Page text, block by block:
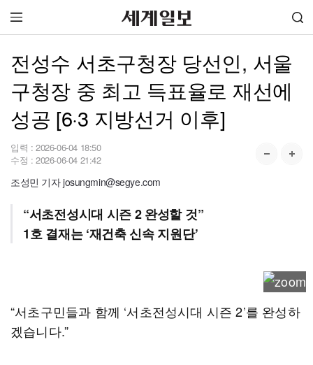
전성수 서초구청장 당선인, 서울
구청장 중 최고 득표율로 재선에
성공 [6·3 지방선거 이후]
입력 : 2026-06-04 18:50
수정 : 2026-06-04 21:42
조성민 기자 josungmin@segye.com
“서초전성시대 시즌 2 완성할 것”
1호 결재는 ‘재건축 신속 지원단’
“서초구민들과 함께 ‘서초전성시대 시즌 2’를 완성하
겠습니다.”